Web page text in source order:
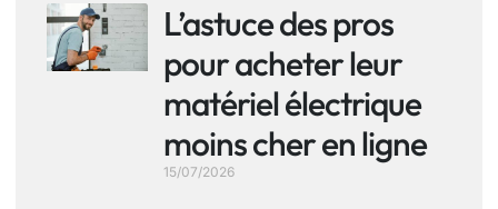
L’astuce des pros
pour acheter leur
matériel électrique
moins cher en ligne
15/07/2026